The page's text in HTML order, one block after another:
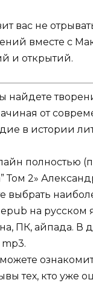
вас не
вместе с
и открытий.
найдете
от
в истории
полностью
Том 2»
выбрать
на русском
ПК, айпада. В
тех, кто уже